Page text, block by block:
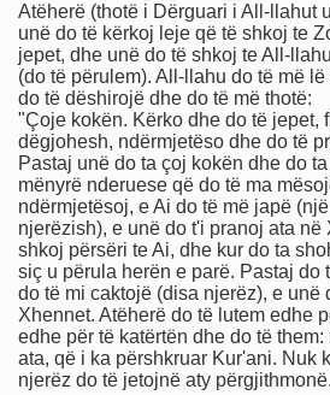
Atëherë (thotë i Dërguari i All-llahut
unë do të kërkoj leje që të shkoj te
jepet, dhe unë do të shkoj te All-
(do të përulem). All-llahu do të më
do të dëshirojë dhe do të më thotë:
"Çoje kokën. Kërko dhe do të jepet,
dëgjohesh, ndërmjetëso dhe do të
Pastaj unë do ta çoj kokën dhe do
mënyrë nderuese që do të ma
ndërmjetësoj, e Ai do të më japë
njerëzish), e unë do t'i pranoj ata në
shkoj përsëri te Ai, dhe kur do ta
siç u përula herën e parë. Pastaj do
do të mi caktojë (disa njerëz), e unë
Xhennet. Atëherë do të lutem edhe
edhe për të katërtën dhe do të
ata, që i ka përshkruar Kur'ani. Nuk
njerëz do të jetojnë aty përgjithmonë.
në jetë
Islam